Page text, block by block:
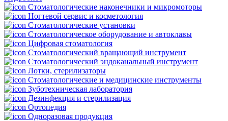
Стоматологические наконечники и микромоторы
Ногтевой сервис и косметология
Стоматологические установки
Стоматологическое оборудование и автоклавы
Цифровая стоматология
Стоматологический вращающий инструмент
Стоматологический эндоканальный инструмент
Лотки, стерилизаторы
Стоматологические и медицинские инструменты
Зуботехническая лаборатория
Дезинфекция и стерилизация
Ортопедия
Одноразовая продукция